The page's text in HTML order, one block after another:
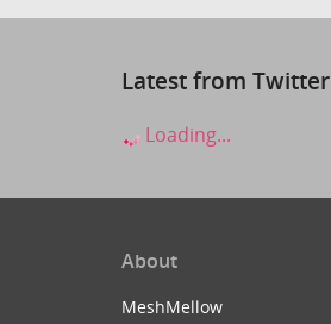
Latest from Twitter
Loading...
About
MeshMellow